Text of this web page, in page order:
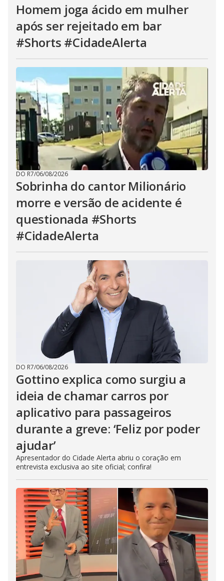
Homem joga ácido em mulher
após ser rejeitado em bar
#Shorts #CidadeAlerta
DO R7/06/08/2026
Sobrinha do cantor Milionário
morre e versão de acidente é
questionada #Shorts
#CidadeAlerta
DO R7/06/08/2026
Gottino explica como surgiu a
ideia de chamar carros por
aplicativo para passageiros
durante a greve: ‘Feliz por poder
ajudar’
Apresentador do Cidade Alerta abriu o coração em
entrevista exclusiva ao site oficial; confira!